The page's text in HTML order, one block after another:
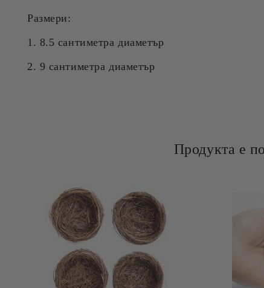
Размери:
1. 8.5 сантиметра диаметър
2. 9 сантиметра диаметър
Продукта е